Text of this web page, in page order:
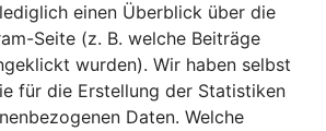
einen Überblick über die
Seite (z. B. welche Beiträge
wurden). Wir haben selbst
für die Erstellung der Statistiken
Daten. Welche